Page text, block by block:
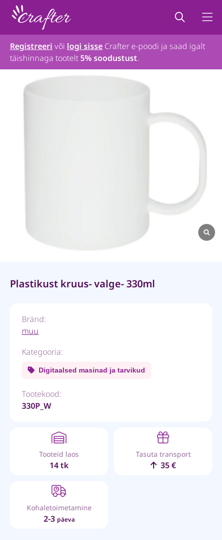
Registreeri või logi sisse Crafter e-poodi ja saad igalt
täishinnaga tootelt5% soodustust.
Plastikust kruus- valge- 330ml
Bränd:
muu
Kategooria:
Digitaalsed masinad ja tarvikud
Tootekood:
330P_W
Tooteid laos
14 tk
Tasuta transport
35 €
Kohaletoimetamine
2-3 päeva